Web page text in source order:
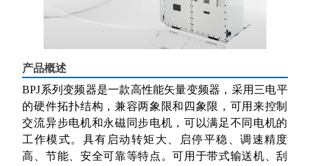
产品概述
BPJ系列变频器是一款高性能矢量变频器，采用三电平
的硬件拓扑结构，兼容两象限和四象限，可用来控制
交流异步电机和永磁同步电机，可以满足不同电机的
工作模式。具有启动转矩大、启停平稳、调速精度
高、节能、安全可靠等特点。可用于带式输送机、刮